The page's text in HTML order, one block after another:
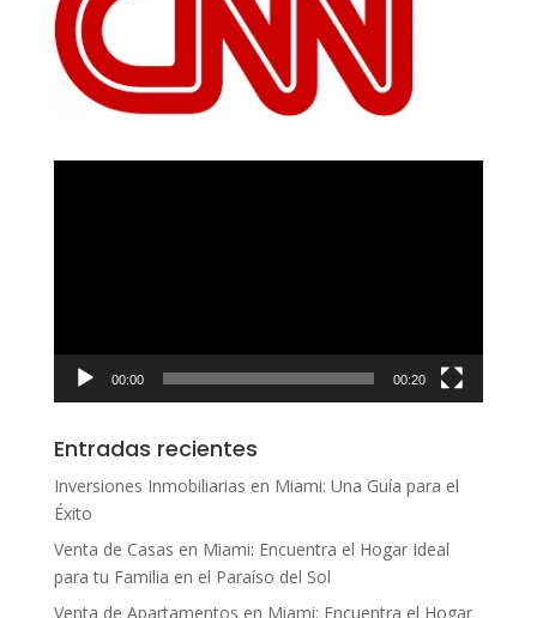
00:00 00:20
Entradas recientes
Inversiones Inmobiliarias en Miami: Una Guía para el
Éxito
Venta de Casas en Miami: Encuentra el Hogar Ideal
para tu Familia en el Paraíso del Sol
Venta de Apartamentos en Miami: Encuentra el Hogar